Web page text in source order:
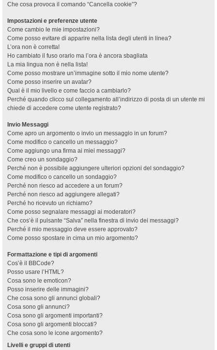
Che cosa provoca il comando “Cancella cookie”?
Impostazioni e preferenze utente
Come cambio le mie impostazioni?
Come posso evitare di apparire nella lista degli utenti in linea?
L’ora non è corretta!
Ho cambiato il fuso orario ma l’ora è ancora sbagliata
La mia lingua non è nella lista!
Come posso mostrare un’immagine sotto il mio nome utente?
Come posso inserire un avatar?
Qual è il mio livello e come faccio a cambiarlo?
Perché quando clicco sul collegamento all’indirizzo di posta di un utente mi
chiede di accedere come utente registrato?
Invio Messaggi
Come apro un argomento o invio un messaggio in un forum?
Come modifico o cancello un messaggio?
Come aggiungo una firma ai miei messaggi?
Come creo un sondaggio?
Perché non è possibile aggiungere ulteriori opzioni del sondaggio?
Come modifico o cancello un sondaggio?
Perché non riesco ad accedere a un forum?
Perché non riesco ad aggiungere allegati?
Perché ho ricevuto un richiamo?
Come posso segnalare messaggi ai moderatori?
Che cos’è il pulsante “Salva” nella finestra di invio dei messaggi?
Perché il mio messaggio deve essere approvato?
Come posso spostare in cima un mio argomento?
Formattazione e tipi di argomenti
Cos’è il BBCode?
Posso usare l’HTML?
Cosa sono le emoticon?
Posso inserire delle immagini?
Che cosa sono gli annunci globali?
Cosa sono gli annunci?
Cosa sono gli argomenti importanti?
Cosa sono gli argomenti bloccati?
Che cosa sono le icone argomento?
Livelli e gruppi di utenti